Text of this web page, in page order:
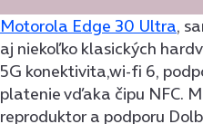
Motorola Edge 30 Ultra,
aj niekoľko klasických
5G konektivita,wi-fi 6,
platenie vďaka čipu NFC.
reproduktor a podporu